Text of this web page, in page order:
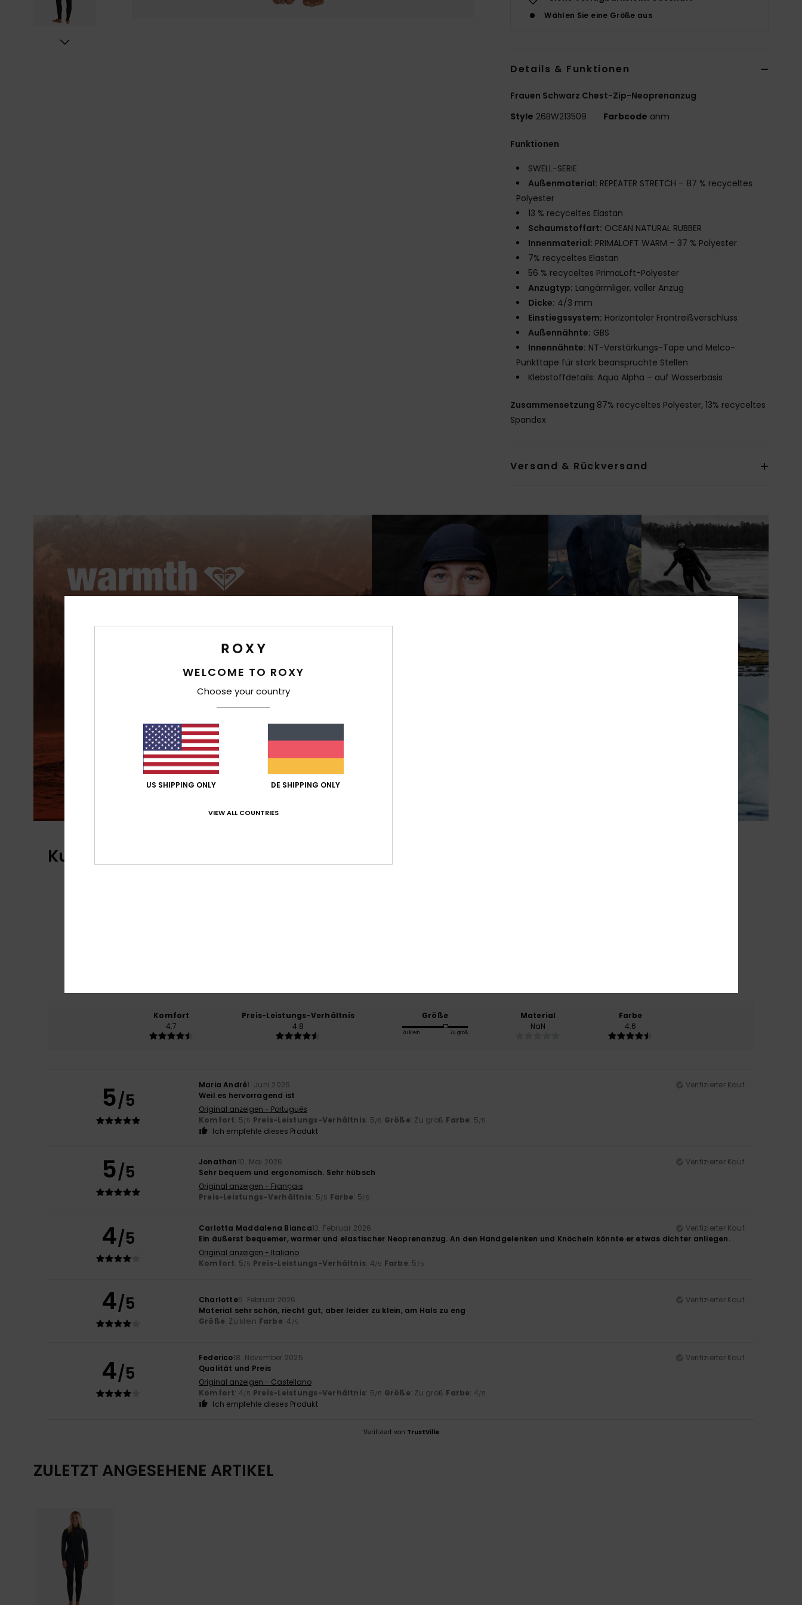
Wählen Sie eine Größe aus
Details & Funktionen
Frauen Schwarz Chest-Zip-Neoprenanzug
Style 26BW213509 Farbcode anm
Funktionen
SWELL-SERIE
Außenmaterial: REPEATER STRETCH – 87 % recyceltes
Polyester
13 % recyceltes Elastan
Schaumstoffart: OCEAN NATURAL RUBBER
Innenmaterial: PRIMALOFT WARM – 37 % Polyester
7% recyceltes Elastan
56 % recyceltes PrimaLoft-Polyester
Anzugtyp: Langärmliger, voller Anzug
Dicke: 4/3 mm
Einstiegssystem: Horizontaler Frontreißverschluss
Außennähnte: GBS
Innennähnte: NT-Verstärkungs-Tape und Melco-
Punkttape für stark beanspruchte Stellen
Klebstoffdetails: Aqua Alpha – auf Wasserbasis
Zusammensetzung 87% recyceltes Polyester, 13% recyceltes
Spandex
Versand & Rückversand
PrimaLoft® besteht aus ultrafeinen
Fasern, die Wärme effizient
speichern und sie isolieren. Es
Fasern und wird aus natürlichen
Materialien hergestellt.
Kundenbewertungen
Komfort
4.7
Preis-Leistungs-Verhältnis
4.8
Größe
Zu klein Zu groß
Material
NaN
Farbe
4.6
5/5
Maria André1. Juni 2026
Verifizierter Kauf
Weil es hervorragend ist
Original anzeigen - Português
Komfort: 5/5 Preis-Leistungs-Verhältnis: 5/5 Größe: Zu groß Farbe: 5/5
Ich empfehle dieses Produkt
5/5 Jonathan10. Mai 2026
Verifizierter Kauf
Sehr bequem und ergonomisch. Sehr hübsch
Original anzeigen - Français
Preis-Leistungs-Verhältnis: 5/5 Farbe: 5/5
4/5 Carlotta Maddalena Bianca13. Februar 2026
Verifizierter Kauf
Ein äußerst bequemer, warmer und elastischer Neoprenanzug. An den Handgelenken und Knöcheln könnte er etwas dichter anliegen.
Original anzeigen - Italiano
Komfort: 5/5 Preis-Leistungs-Verhältnis: 4/5 Farbe: 5 /5
4/5 Charlotte5. Februar 2026
Verifizierter Kauf
Material sehr schön, riecht gut, aber leider zu klein, am Hals zu eng
Größe: Zu klein Farbe: 4 /5
4/5
Federico18. November 2025
Verifizierter Kauf
Qualität und Preis
Original anzeigen - Castellano
Komfort: 4/5 Preis-Leistungs-Verhältnis: 5/5 Größe: Zu groß Farbe: 4/5
Ich empfehle dieses Produkt
Verifiziert von TrustVille
ZULETZT ANGESEHENE ARTIKEL
WELCOME TO ROXY
Choose your country
US SHIPPING ONLY DE SHIPPING ONLY
VIEW ALL COUNTRIES